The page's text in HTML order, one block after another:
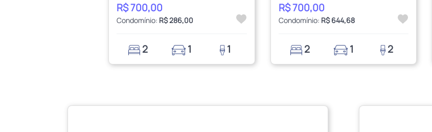
R$ 700,00
Condomínio: R$ 286,00
2 1 1
R$ 700,00
Condomínio: R$ 644,68
2 1 2